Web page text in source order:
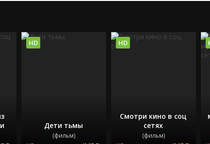
Дети тьмы
(фильм)
HD
Смотри кино в соц
сетях
(фильм)
HD